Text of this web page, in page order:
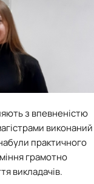
з впевненістю
виконаний
практичного
грамотно
викладачів.